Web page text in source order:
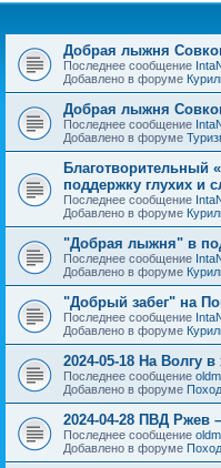
Добрая лыжня
Последнее сообщение
Добавлено в форуме
Добрая лыжня
Последнее сообщение
Добавлено в форуме
Благотворительный
поддержку глухих и
Последнее сообщение
Добавлено в форуме
"Добрая лыжня" в
Последнее сообщение
Добавлено в форуме
"Добрый забег" на
Последнее сообщение
Добавлено в форуме
2024-05-18 На Волгу
Последнее сообщение
Добавлено в форуме
2024-04-28 ПВД Ржев
Последнее сообщение
Добавлено в форуме